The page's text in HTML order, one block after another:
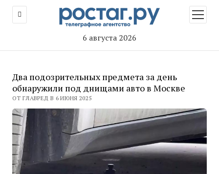
6 августа 2026
меню
Два подозрительных предмета за день
обнаружили под днищами авто в Москве
ОТ ГЛАВРЕД В 6 ИЮНЯ 2025